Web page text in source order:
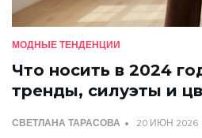
МОДНЫЕ ТЕНДЕНЦИИ
Что носить в 2024
тренды, силуэты и
СВЕТЛАНА ТАРАСОВА 20 ИЮН 2026